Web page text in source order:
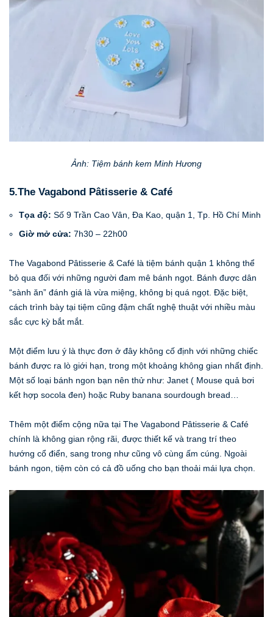
Ảnh: Tiệm bánh kem Minh Hương
5.The Vagabond Pâtisserie & Café
Tọa độ: Số 9 Trần Cao Vân, Đa Kao, quận 1, Tp. Hồ Chí Minh
Giờ mở cửa: 7h30 – 22h00
The Vagabond Pâtisserie & Café là tiệm bánh quận 1 không thể
bỏ qua đối với những người đam mê bánh ngọt. Bánh được dân
“sành ăn” đánh giá là vừa miệng, không bị quá ngọt. Đặc biệt,
cách trình bày tại tiệm cũng đậm chất nghệ thuật với nhiều màu
sắc cực kỳ bắt mắt.
Một điểm lưu ý là thực đơn ở đây không cố định với những chiếc
bánh được ra lò giới hạn, trong một khoảng không gian nhất định.
Một số loại bánh ngon bạn nên thử như: Janet ( Mouse quả bơi
kết hợp socola đen) hoặc Ruby banana sourdough bread…
Thêm một điểm cộng nữa tại The Vagabond Pâtisserie & Café
chính là không gian rộng rãi, được thiết kế và trang trí theo
hướng cổ điển, sang trong như cũng vô cùng ấm cúng. Ngoài
bánh ngon, tiệm còn có cả đồ uống cho bạn thoải mái lựa chọn.